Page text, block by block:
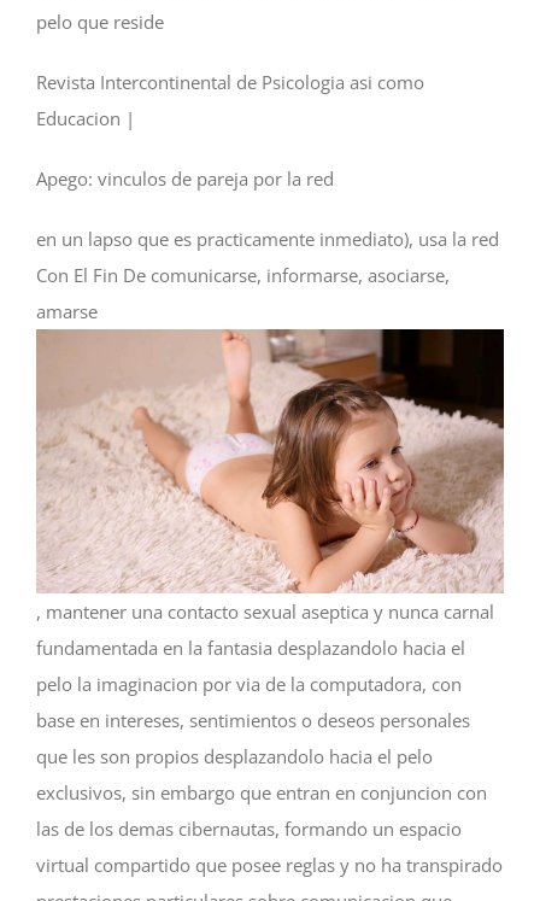
pelo que reside
Revista Intercontinental de Psicologia asi­ como
Educacion |
Apego: vinculos de pareja por la red
en un lapso que es practicamente inmediato), usa la red
Con El Fin De comunicarse, informarse, asociarse,
amarse
, mantener una contacto sexual aseptica y nunca carnal
fundamentada en la fantasia desplazandolo hacia el
pelo la imaginacion por vi­a de la computadora, con
base en intereses, sentimientos o deseos personales
que les son propios desplazandolo hacia el pelo
exclusivos, sin embargo que entran en conjuncion con
las de los demas cibernautas, formando un espacio
virtual compartido que posee reglas y no ha transpirado